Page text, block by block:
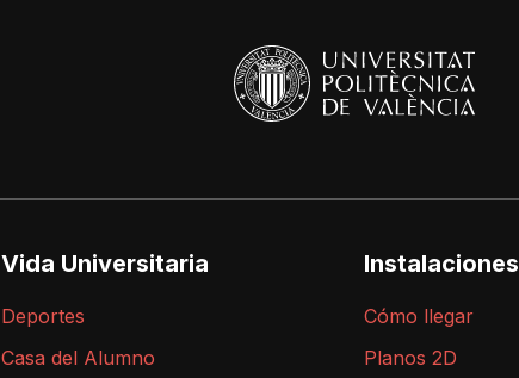
Vida Universitaria
Deportes
Casa del Alumno
Instalaciones
Cómo llegar
Planos 2D